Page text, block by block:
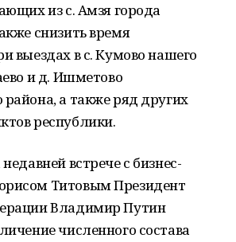
из с. Амзя города
снизить время
выездах в с. Кумово нашего
и д. Ишметово
а также ряд других
республики.
встрече с бизнес-
Титовым Президент
Владимир Путин
численного состава